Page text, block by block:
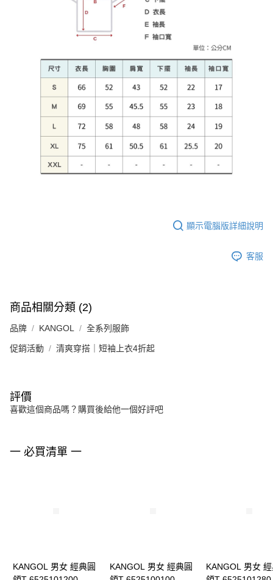
顯示電腦版詳細說明
客服
商品相關分類 (2)
品牌 KANGOL 全系列服飾
促銷活動 清爽穿搭｜短袖上衣4折起
評價
喜歡這個商品嗎？購買後給他一個好評吧
一 必買清單 一
KANGOL 男女 經典圓
KANGOL 男女 經典圓
KANGOL 男女